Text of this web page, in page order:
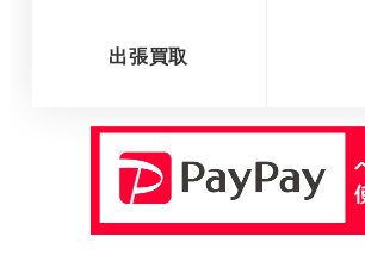
出張買取